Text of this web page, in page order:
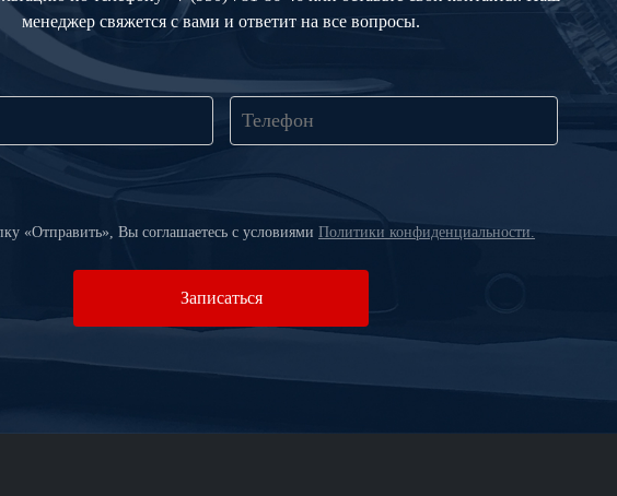
менеджер свяжется с вами и ответит на все вопросы.
«Отправить», Вы соглашаетесь c условиями Политики конфиденциальности.
Записаться